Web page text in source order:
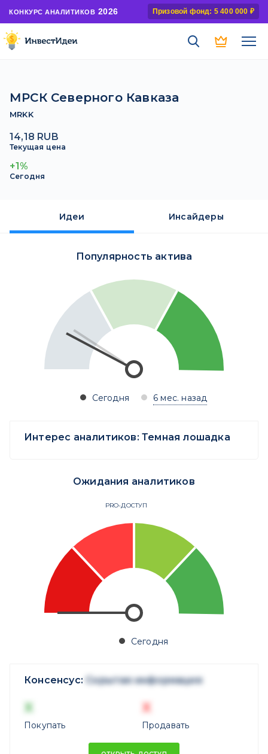
КОНКУРС АНАЛИТИКОВ 2026 Призовой фонд: 5 400 000 ₽
МРСК Северного Кавказа
MRKK
14,18 RUB
Текущая цена
+1%
Сегодня
Идеи Инсайдеры
Популярность актива
Сегодня 6 мес. назад
Интерес аналитиков: Темная лошадка
Ожидания аналитиков
PRO-ДОСТУП
Сегодня
Консенсус: Скрытая информация
X
Покупать
X
Продавать